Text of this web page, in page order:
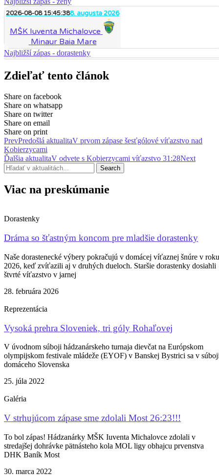
2026-08-08 15:45:388. augusta 2026
MŠK Iuventa Michalovce
Minaur Baia Mare
Najbližší zápas - dorastenky
Zdieľať tento článok
Share on facebook
Share on whatsapp
Share on twitter
Share on email
Share on print
PrevPredošlá aktualitaV prvom zápase šesťgólové víťazstvo nad
Kobierzycami
Ďalšia aktualitaV odvete s Kobierzycami víťazstvo 31:28Next
Search
Viac na preskúmanie
Dorastenky
Dráma so šťastným koncom pre mladšie dorastenky
Naše dorastenecké výbery pokračujú v domácej víťaznej šnúre v roku
2026, keď zvíťazili aj v druhých dueloch. Staršie dorastenky dosiahli
štvrté víťazstvo v jarnej
28. februára 2026
Reprezentácia
Vysoká prehra Sloveniek, tri góly Rohaľovej
V úvodnom súboji hádzanárskeho turnaja dievčat na Európskom
olympijskom festivale mládeže (EYOF) v Banskej Bystrici sa v
domáceho Slovenska
25. júla 2022
Galéria
V strhujúcom zápase sme zdolali Most 26:23!!!
To bol zápas! Hádzanárky MŠK Iuventa Michalovce zdolali v
stredajšej dohrávke pätnásteho kola MOL ligy obhajcu prvenstva
DHK Baník Most
30. marca 2022